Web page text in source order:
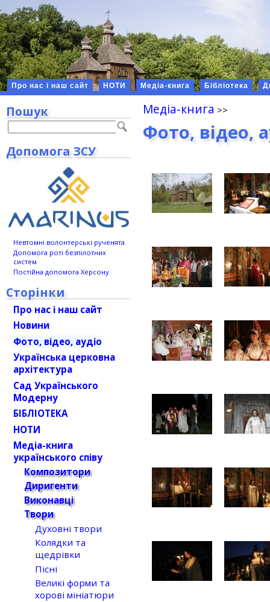
Про нас і наш сайт НОТИ Медіа-книга Бібліотека
Медіа-книга
Фото, відео,
Пошук
Допомога ЗСУ
Невтомні волонтерські рученята
Допомога роті безпілотних
систем
Постійна допомога Херсону
Сторінки
Про нас і наш сайт
Новини
Фото, відео, аудіо
Українська церковна
архітектура
Сад Українського
Модерну
БІБЛІОТЕКА
НОТИ
Медіа-книга
українського співу
Композитори
Диригенти
Виконавці
Твори
Духовні твори
Колядки та
щедрівки
Пісні
Великі форми та
хорові мініатюри